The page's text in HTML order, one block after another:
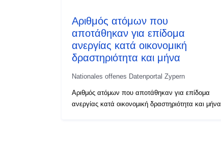
Αριθμός ατόμων που
αποτάθηκαν για επίδομα
ανεργίας κατά οικονομική
δραστηριότητα και μήνα
Nationales offenes Datenportal Zypern
Αριθμός ατόμων που αποτάθηκαν για επίδομα
ανεργίας κατά οικονομική δραστηριότητα και μήνα